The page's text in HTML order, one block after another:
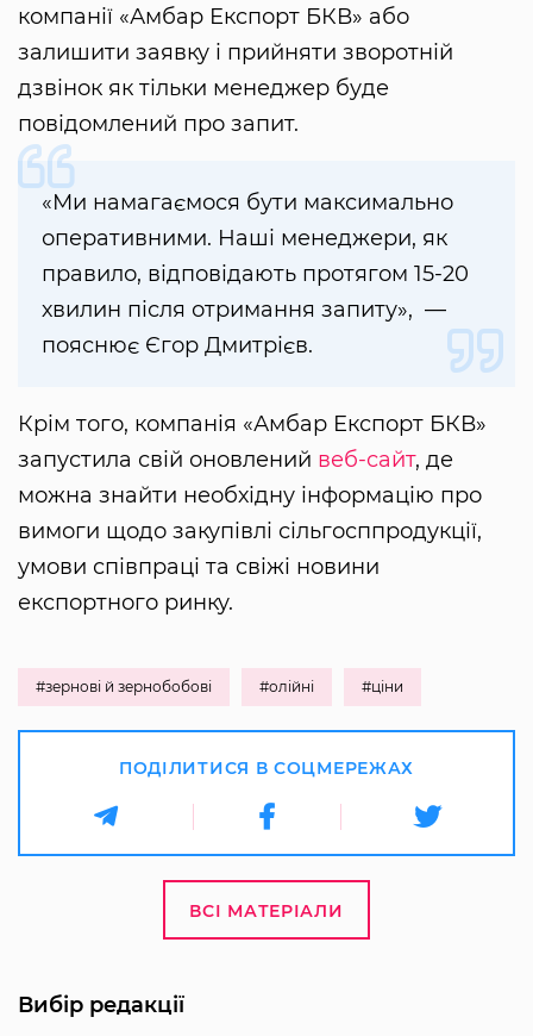
компанії «Амбар Експорт БКВ» або
залишити заявку і прийняти зворотній
дзвінок як тільки менеджер буде
повідомлений про запит.
«Ми намагаємося бути максимально
оперативними. Наші менеджери, як
правило, відповідають протягом 15-20
хвилин після отримання запиту», —
пояснює Єгор Дмитрієв.
Крім того, компанія «Амбар Експорт БКВ»
запустила свій оновлений веб-сайт, де
можна знайти необхідну інформацію про
вимоги щодо закупівлі сільгосппродукції,
умови співпраці та свіжі новини
експортного ринку.
#зернові й зернобобові #олійні #ціни
ПОДІЛИТИСЯ В СОЦМЕРЕЖАХ
ВСІ МАТЕРІАЛИ
Вибір редакції